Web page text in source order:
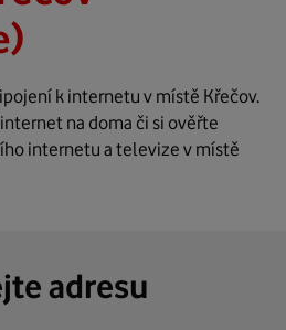
k internetu v místě Křečov.
na doma či si ověřte
internetu a televize v místě
adresu